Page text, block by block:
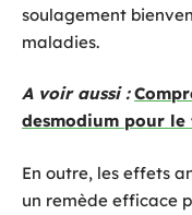
soulagement
maladies.
A voir aussi :
desmodium pour
En outre, les effets
un remède efficace